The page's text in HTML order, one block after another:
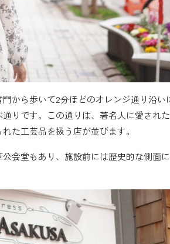
から歩いて2分ほどのオレンジ通り沿い
りです。この通りは、著名人に愛された
た工芸品を扱う店が並びます。
会堂もあり、施設前には歴史的な側面